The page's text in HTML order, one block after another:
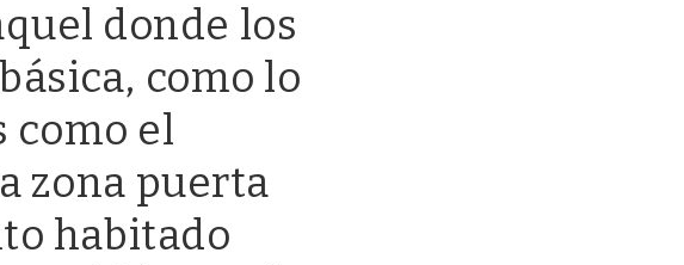
donde los
como lo
como el
zona puerta
habitado